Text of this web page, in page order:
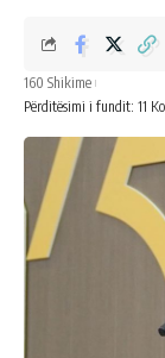
Përditësimi i fundit: 11
160 Shikime